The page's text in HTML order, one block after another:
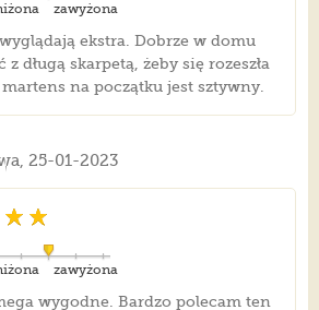
zawyżona
ekstra. Dobrze w domu
długą skarpetą, żeby się rozeszła
na początku jest sztywny.
25-01-2023
zawyżona
wygodne. Bardzo polecam ten